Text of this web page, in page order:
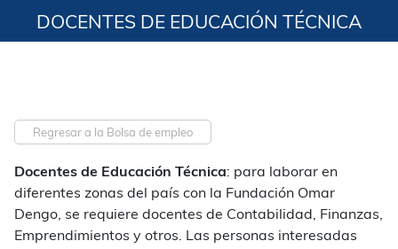
DOCENTES DE EDUCACIÓN TÉCNICA
Regresar a la Bolsa de empleo
Docentes de Educación Técnica: para laborar en
diferentes zonas del país con la Fundación Omar
Dengo, se requiere docentes de Contabilidad, Finanzas,
Emprendimientos y otros. Las personas interesadas